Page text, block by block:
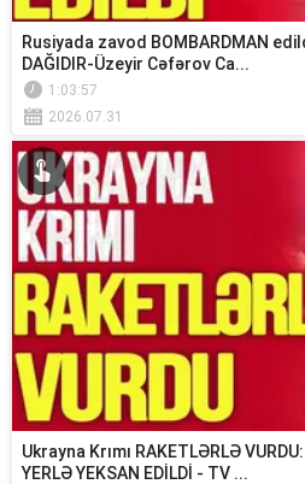
Rusiyada zavod BOMBARDMAN
DAĞIDIR-Üzeyir Cəfərov Ca...
1:03:57
2026.07.31
Ukrayna Krımı RAKETLƏRLƏ
YERLƏ YEKSAN EDİLDİ - TV ...